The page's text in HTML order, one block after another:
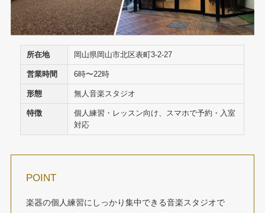
所在地 岡山県岡山市北区表町3-2-27
営業時間 6時〜22時
形態 無人音楽スタジオ
特徴
個人練習・レッスン向け、スマホで予約・入室
対応
POINT
楽器の個人練習にしっかり集中できる音楽スタジオで